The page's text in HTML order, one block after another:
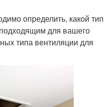
определить, какой тип
для вашего
типа вентиляции для